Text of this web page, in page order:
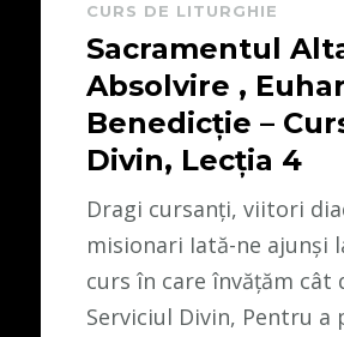
CURS DE LITURGHIE
Sacramentul
Absolvire ,
Benedicție –
Divin, Lecția 4
Dragi cursanți, viitori
misionari Iată-ne ajunși
curs în care învățăm cât
Serviciul Divin, Pentru a